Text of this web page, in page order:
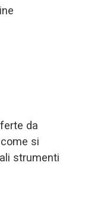
da
si
strumenti